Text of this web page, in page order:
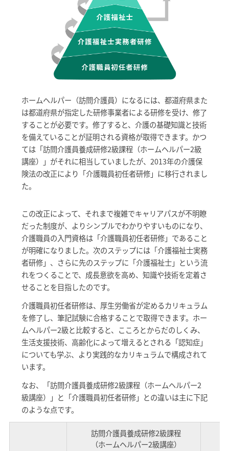
ホームヘルパー（訪問介護員）になるには、都道府県また
は都道府県が指定した研修事業者による研修を受け、修了
することが必要です。修了すると、介護の基礎知識と技術
を備えていることが証明される資格が取得できます。かつ
ては「訪問介護員養成研修2級課程（ホームヘルパー2級
講座）」がそれに相当していましたが、2013年の介護保
険法の改正により「介護職員初任者研修」に移行されまし
た。
この改正によって、それまで複雑でキャリアパスが不明瞭
だった制度が、よりシンプルでわかりやすいものになり、
介護職員の入門資格は「介護職員初任者研修」であること
が明確になりました。次のステップには「介護福祉士実務
者研修」、さらに先のステップに「介護福祉士」という流
れをつくることで、成長意欲を高め、知識や技術を定着さ
せることを目指したのです。
介護職員初任者研修は、厚生労働省が定めるカリキュラム
を修了し、筆記試験に合格することで取得できます。ホー
ムヘルパー2級と比較すると、こころとからだのしくみ、
生活支援技術、高齢化によって増えるとされる「認知症」
についても学ぶ、より実践的なカリキュラムで構成されて
います。
なお、「訪問介護員養成研修2級課程（ホームヘルパー2
級講座）」と「介護職員初任者研修」との違いは主に下記
のような点です。
訪問介護員養成研修2級課程
（ホームヘルパー2級講座）